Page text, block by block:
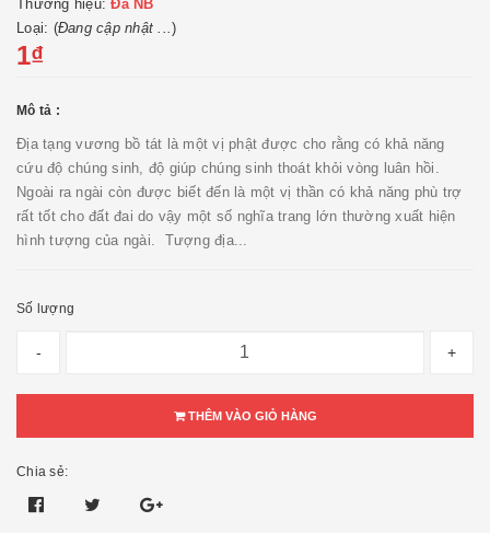
Thương hiệu:Đá NB
Loại: (Đang cập nhật ...)
1₫
Mô tả :
Địa tạng vương bồ tát là một vị phật được cho rằng có khả năng
cứu độ chúng sinh, độ giúp chúng sinh thoát khỏi vòng luân hồi.
Ngoài ra ngài còn được biết đến là một vị thần có khả năng phù trợ
rất tốt cho đất đai do vậy một số nghĩa trang lớn thường xuất hiện
hình tượng của ngài. Tượng địa...
Số lượng
- +
THÊM VÀO GIỎ HÀNG
Chia sẻ: